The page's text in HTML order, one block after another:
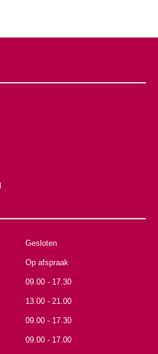
Gesloten
Op afspraak
09.00 - 17.30
13.00 - 21.00
09.00 - 17.30
09.00 - 17.00